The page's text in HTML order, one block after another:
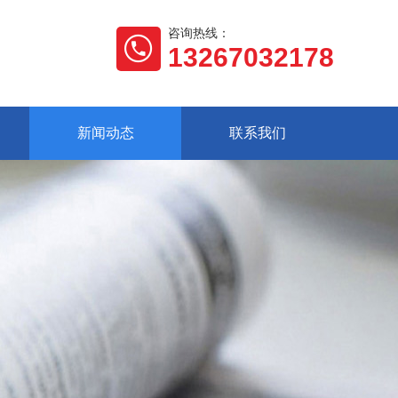
咨询热线：
13267032178
新闻动态 联系我们